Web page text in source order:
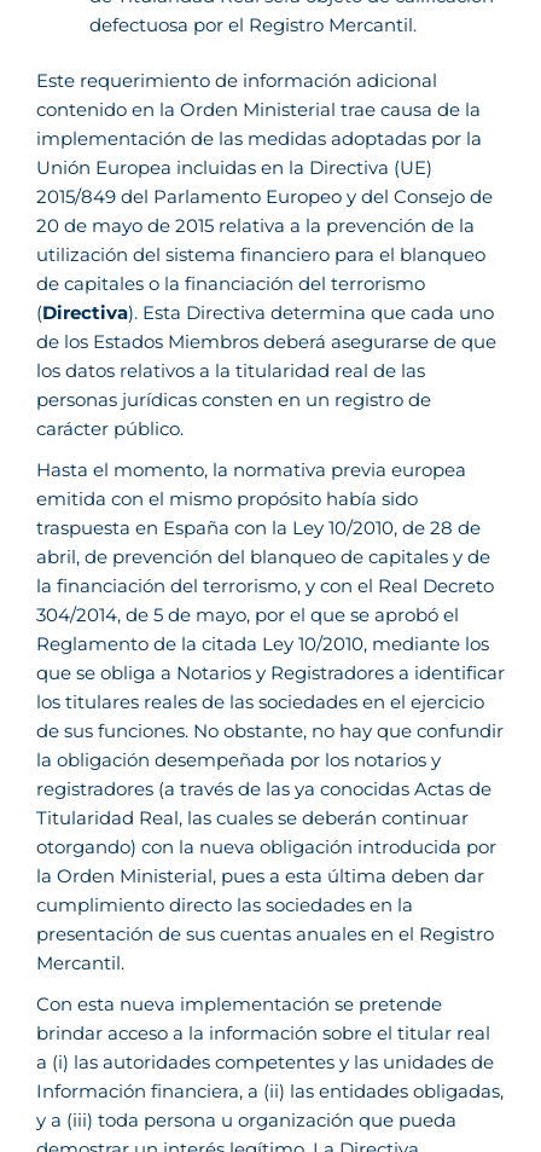
defectuosa por el Registro Mercantil.
Este requerimiento de información adicional
contenido en la Orden Ministerial trae causa de la
implementación de las medidas adoptadas por la
Unión Europea incluidas en la Directiva (UE)
2015/849 del Parlamento Europeo y del Consejo de
20 de mayo de 2015 relativa a la prevención de la
utilización del sistema financiero para el blanqueo
de capitales o la financiación del terrorismo
(Directiva). Esta Directiva determina que cada uno
de los Estados Miembros deberá asegurarse de que
los datos relativos a la titularidad real de las
personas jurídicas consten en un registro de
carácter público.
Hasta el momento, la normativa previa europea
emitida con el mismo propósito había sido
traspuesta en España con la Ley 10/2010, de 28 de
abril, de prevención del blanqueo de capitales y de
la financiación del terrorismo, y con el Real Decreto
304/2014, de 5 de mayo, por el que se aprobó el
Reglamento de la citada Ley 10/2010, mediante los
que se obliga a Notarios y Registradores a identificar
los titulares reales de las sociedades en el ejercicio
de sus funciones. No obstante, no hay que confundir
la obligación desempeñada por los notarios y
registradores (a través de las ya conocidas Actas de
Titularidad Real, las cuales se deberán continuar
otorgando) con la nueva obligación introducida por
la Orden Ministerial, pues a esta última deben dar
cumplimiento directo las sociedades en la
presentación de sus cuentas anuales en el Registro
Mercantil.
Con esta nueva implementación se pretende
brindar acceso a la información sobre el titular real
a (i) las autoridades competentes y las unidades de
Información financiera, a (ii) las entidades obligadas,
y a (iii) toda persona u organización que pueda